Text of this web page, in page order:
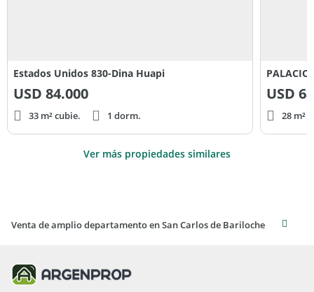
Estados Unidos 830-Dina Huapi
USD 84.000
33 m² cubie. 1 dorm.
USD
28 m²
Ver más propiedades similares
Venta de amplio departamento en San Carlos de Bariloche